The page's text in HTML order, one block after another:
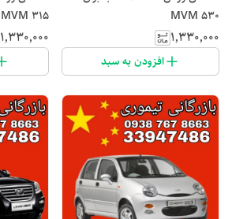
MVM 530
۱٬۳۳۰٬۰۰۰
افزودن به سبد
MVM 315
۱٬۳۳۰٬۰۰۰